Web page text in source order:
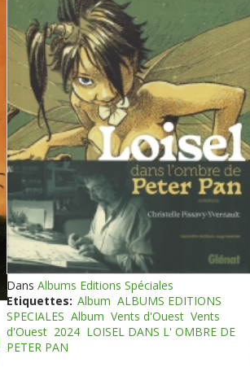
Dans Albums Editions Spéciales
Etiquettes: Album ALBUMS EDITIONS
SPECIALES Album Vents d'Ouest Vents
d'Ouest 2024 LOISEL DANS L' OMBRE DE
PETER PAN